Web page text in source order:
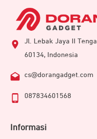
Jl. Lebak Jaya II
60134, Indonesia
cs@dorangadget.com
087834601568
Informasi